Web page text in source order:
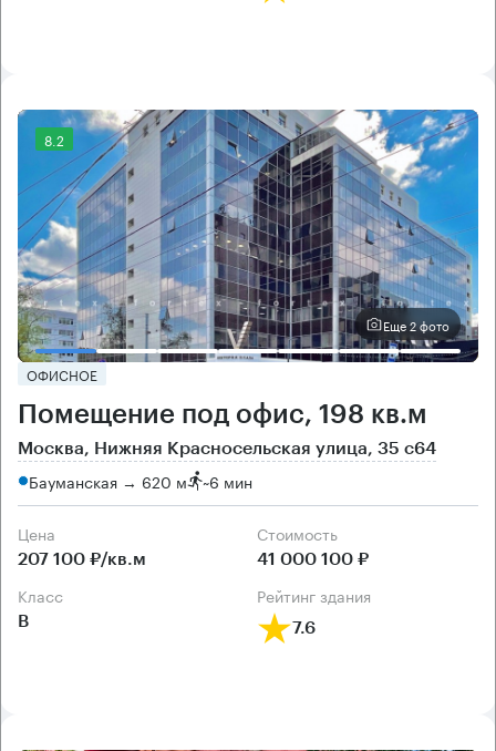
8.2
Еще 2 фото
ОФИСНОЕ
Помещение под офис, 198 кв.м
Москва, Нижняя Красносельская улица, 35 с64
Бауманская → 620 м ~6 мин
Цена
207 100 ₽/кв.м
Cтоимость
41 000 100 ₽
класс
B
рейтинг здания
7.6